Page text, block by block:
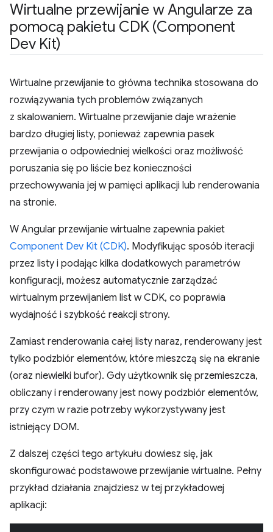
Wirtualne przewijanie w Angularze za
pomocą pakietu CDK (Component
Dev Kit)
Wirtualne przewijanie to główna technika stosowana do
rozwiązywania tych problemów związanych
z skalowaniem. Wirtualne przewijanie daje wrażenie
bardzo długiej listy, ponieważ zapewnia pasek
przewijania o odpowiedniej wielkości oraz możliwość
poruszania się po liście bez konieczności
przechowywania jej w pamięci aplikacji lub renderowania
na stronie.
W Angular przewijanie wirtualne zapewnia pakiet
Component Dev Kit (CDK). Modyfikując sposób iteracji
przez listy i podając kilka dodatkowych parametrów
konfiguracji, możesz automatycznie zarządzać
wirtualnym przewijaniem list w CDK, co poprawia
wydajność i szybkość reakcji strony.
Zamiast renderowania całej listy naraz, renderowany jest
tylko podzbiór elementów, które mieszczą się na ekranie
(oraz niewielki bufor). Gdy użytkownik się przemieszcza,
obliczany i renderowany jest nowy podzbiór elementów,
przy czym w razie potrzeby wykorzystywany jest
istniejący DOM.
Z dalszej części tego artykułu dowiesz się, jak
skonfigurować podstawowe przewijanie wirtualne. Pełny
przykład działania znajdziesz w tej przykładowej
aplikacji: